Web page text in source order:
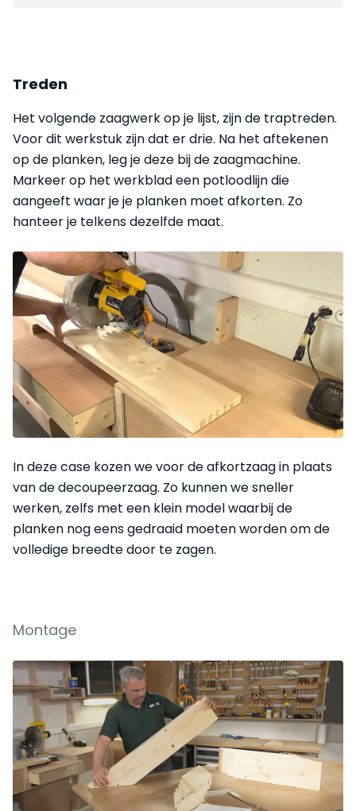
Treden
Het volgende zaagwerk op je lijst, zijn de traptreden.
Voor dit werkstuk zijn dat er drie. Na het aftekenen
op de planken, leg je deze bij de zaagmachine.
Markeer op het werkblad een potloodlijn die
aangeeft waar je je planken moet afkorten. Zo
hanteer je telkens dezelfde maat.
In deze case kozen we voor de afkortzaag in plaats
van de decoupeerzaag. Zo kunnen we sneller
werken, zelfs met een klein model waarbij de
planken nog eens gedraaid moeten worden om de
volledige breedte door te zagen.
Montage